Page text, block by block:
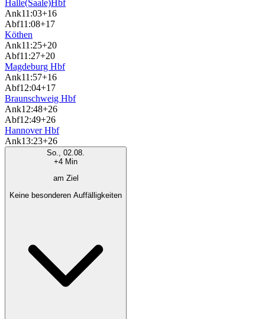
Halle(Saale)Hbf
Ank11:03+16
Abf11:08+17
Köthen
Ank11:25+20
Abf11:27+20
Magdeburg Hbf
Ank11:57+16
Abf12:04+17
Braunschweig Hbf
Ank12:48+26
Abf12:49+26
Hannover Hbf
Ank13:23+26
So., 02.08.
+4 Min
am Ziel
Keine besonderen Auffälligkeiten